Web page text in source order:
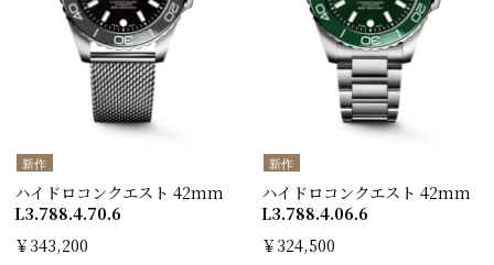
新作
ハイドロコンクエスト 42mm
L3.788.4.70.6
￥343,200
新作
ハイドロコンクエスト 42mm
L3.788.4.06.6
￥324,500